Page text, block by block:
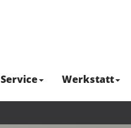
Service Werkstatt